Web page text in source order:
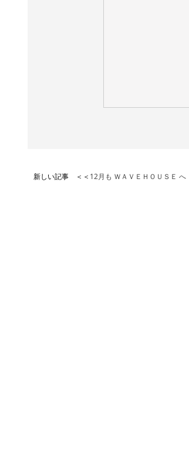
新しい記事 ＜＜ 12月も ＷＡＶＥＨＯＵＳＥ へ